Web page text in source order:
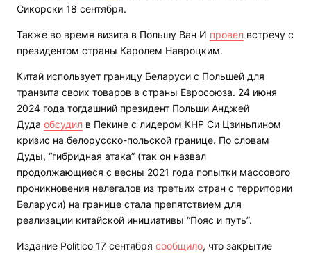
Сикорски 18 сентября.
Также во время визита в Польшу Ван И провел встречу с
президентом страны Каролем Навроцким.
Китай использует границу Беларуси с Польшей для
транзита своих товаров в страны Евросоюза. 24 июня
2024 года тогдашний президент Польши Анджей
Дуда обсудил в Пекине с лидером КНР Си Цзиньпином
кризис на белорусско-польской границе. По словам
Дуды, “гибридная атака” (так он назвал
продолжающиеся с весны 2021 года попытки массового
проникновения нелегалов из третьих стран с территории
Беларуси) на границе стала препятствием для
реализации китайской инициативы “Пояс и путь”.
Издание Politico 17 сентября сообщило, что закрытие